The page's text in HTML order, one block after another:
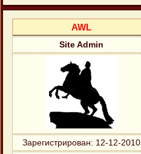
AWL
Site Admin
Зарегистрирован: 12-12-2010